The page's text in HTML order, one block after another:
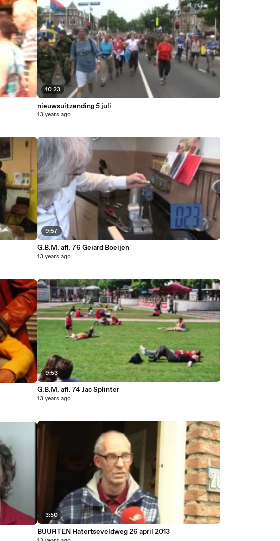
10:23
nieuwsuitzending 5 juli
13 years ago
9:57
G.B.M. afl. 76 Gerard Boeijen
13 years ago
9:53
G.B.M. afl. 74 Jac Splinter
13 years ago
3:50
BUURTEN Hatertseveldweg 26 april 2013